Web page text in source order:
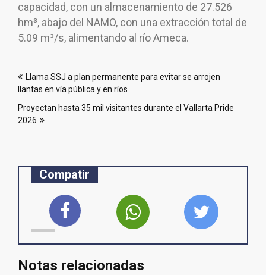
capacidad, con un almacenamiento de 27.526
hm³, abajo del NAMO, con una extracción total de
5.09 m³/s, alimentando al río Ameca.
de
entradas
Llama SSJ a plan permanente para evitar se arrojen
llantas en vía pública y en ríos
Proyectan hasta 35 mil visitantes durante el Vallarta Pride
2026
Compatir
Notas relacionadas